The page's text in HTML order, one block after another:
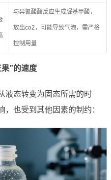
与异氰酸酯反应生成脲基甲酸，
放出co2，可能导致气泡，需严格
控制用量
”的速度
液态转变为固态所需的时
也受到其他因素的制约：